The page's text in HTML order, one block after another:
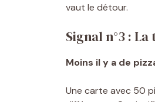
vaut le détour.
Signal n°3 :
Moins il y a de
Une carte avec 50